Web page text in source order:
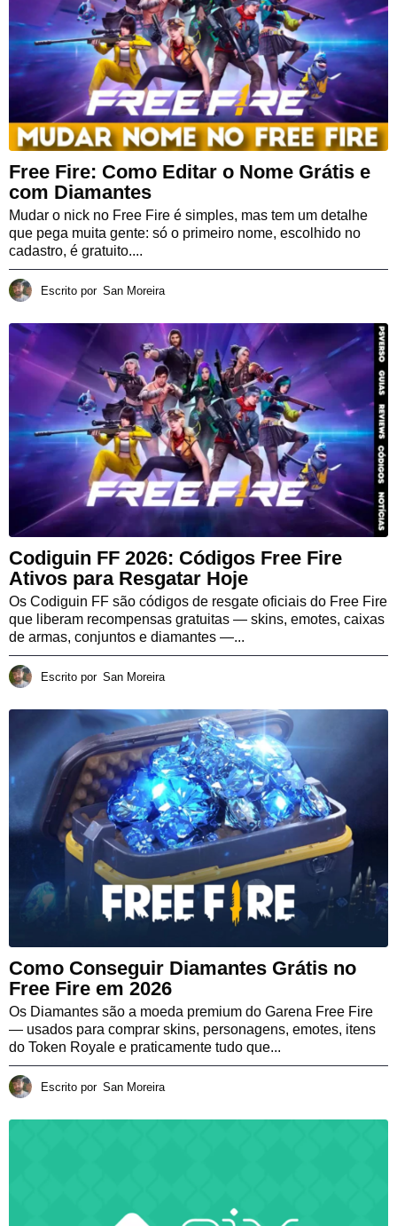
Free Fire: Como Editar o Nome Grátis e
com Diamantes
Mudar o nick no Free Fire é simples, mas tem um detalhe
que pega muita gente: só o primeiro nome, escolhido no
cadastro, é gratuito....
Escrito por San Moreira
Codiguin FF 2026: Códigos Free Fire
Ativos para Resgatar Hoje
Os Codiguin FF são códigos de resgate oficiais do Free Fire
que liberam recompensas gratuitas — skins, emotes, caixas
de armas, conjuntos e diamantes —...
Escrito por San Moreira
Como Conseguir Diamantes Grátis no
Free Fire em 2026
Os Diamantes são a moeda premium do Garena Free Fire
— usados para comprar skins, personagens, emotes, itens
do Token Royale e praticamente tudo que...
Escrito por San Moreira